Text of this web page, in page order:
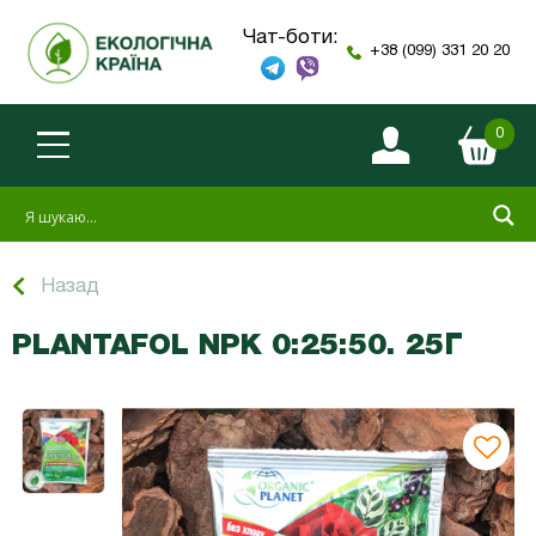
Чат-боти:
+38 (099) 331 20 20
0
Назад
PLANTAFOL NPK 0:25:50. 25Г